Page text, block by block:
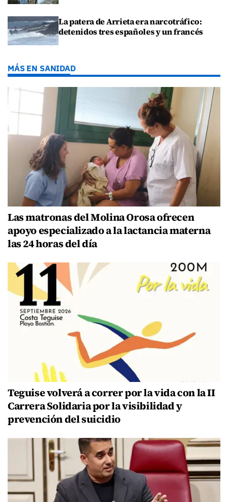
La patera de Arrieta era narcotráfico:
detenidos tres españoles y un francés
MÁS EN SANIDAD
Las matronas del Molina Orosa ofrecen
apoyo especializado a la lactancia materna
las 24 horas del día
Teguise volverá a correr por la vida con la II
Carrera Solidaria por la visibilidad y
prevención del suicidio